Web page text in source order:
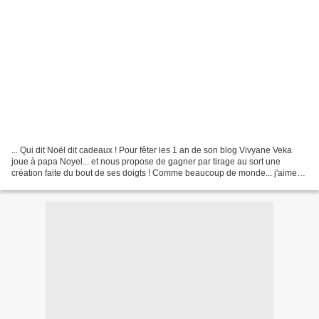
... Qui dit Noël dit cadeaux ! Pour fêter les 1 an de son blog Vivyane Veka
joue à papa Noyel... et nous propose de gagner par tirage au sort une
création faite du bout de ses doigts ! Comme beaucoup de monde... j'aime